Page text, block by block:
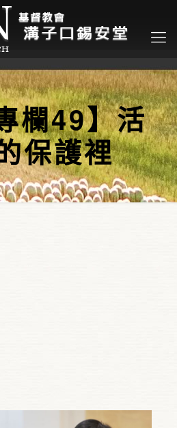
欄49】活
保護裡